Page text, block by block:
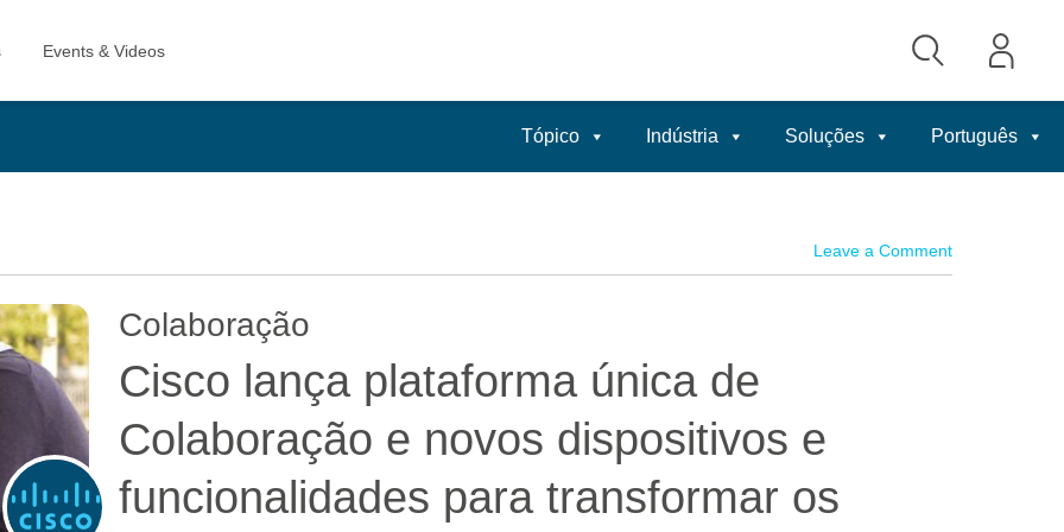
Tópico Indústria Soluções Português
Leave a Comment
Colaboração
Cisco lança plataforma única de
Colaboração e novos dispositivos e
funcionalidades para transformar os